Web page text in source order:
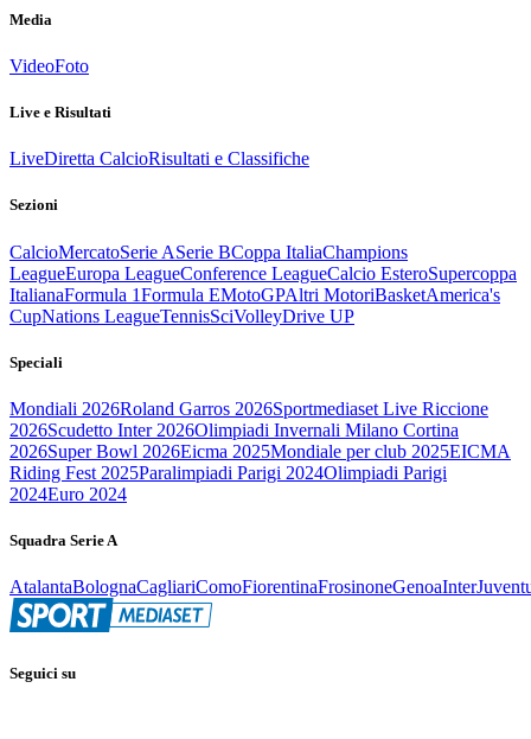
Media
VideoFoto
Live e Risultati
LiveDiretta CalcioRisultati e Classifiche
Sezioni
CalcioMercatoSerie ASerie BCoppa ItaliaChampions
LeagueEuropa LeagueConference LeagueCalcio EsteroSupercoppa
ItalianaFormula 1Formula EMotoGPAltri MotoriBasketAmerica's
CupNations LeagueTennisSciVolleyDrive UP
Speciali
Mondiali 2026Roland Garros 2026Sportmediaset Live Riccione
2026Scudetto Inter 2026Olimpiadi Invernali Milano Cortina
2026Super Bowl 2026Eicma 2025Mondiale per club 2025EICMA
Riding Fest 2025Paralimpiadi Parigi 2024Olimpiadi Parigi
2024Euro 2024
Squadra Serie A
AtalantaBolognaCagliariComoFiorentinaFrosinoneGenoaInter
Seguici su